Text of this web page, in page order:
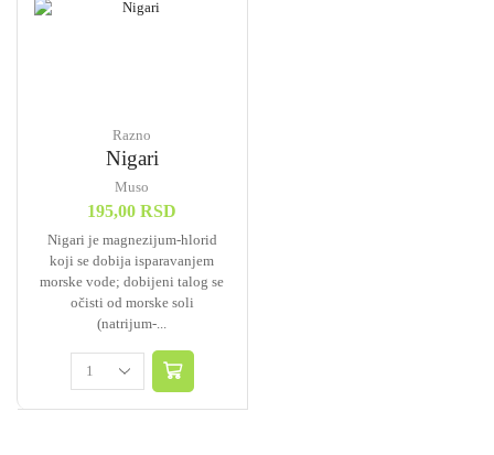
Razno
Nigari
Muso
195,00RSD
Nigari je magnezijum-hlorid
koji se dobija isparavanjem
morske vode; dobijeni talog se
očisti od morske soli
(natrijum-...